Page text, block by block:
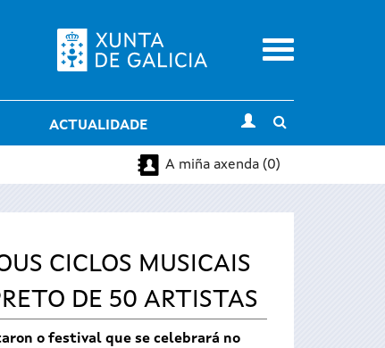
Menu
ACTUALIDADE
search
A miña axenda (0)
CICLOS MUSICAIS
DE 50 ARTISTAS
o festival que se celebrará no